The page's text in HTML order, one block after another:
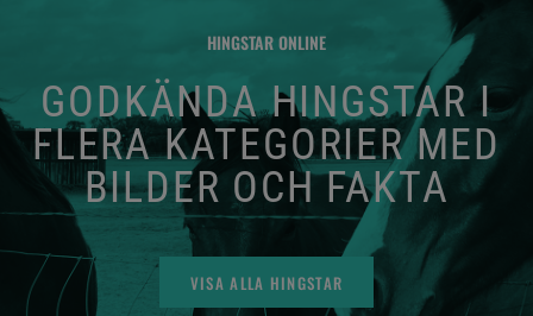
HINGSTAR ONLINE
GODKÄNDA HINGSTAR I
FLERA KATEGORIER MED
BILDER OCH FAKTA
VISA ALLA HINGSTAR